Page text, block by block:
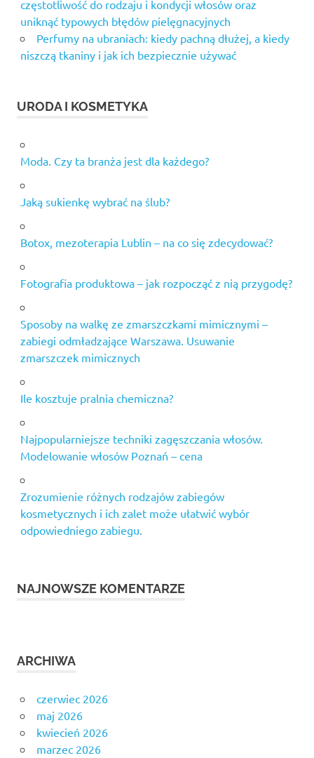
częstotliwość do rodzaju i kondycji włosów oraz
uniknąć typowych błędów pielęgnacyjnych
Perfumy na ubraniach: kiedy pachną dłużej, a kiedy
niszczą tkaniny i jak ich bezpiecznie używać
URODA I KOSMETYKA
Moda. Czy ta branża jest dla każdego?
Jaką sukienkę wybrać na ślub?
Botox, mezoterapia Lublin – na co się zdecydować?
Fotografia produktowa – jak rozpocząć z nią przygodę?
Sposoby na walkę ze zmarszczkami mimicznymi –
zabiegi odmładzające Warszawa. Usuwanie
zmarszczek mimicznych
Ile kosztuje pralnia chemiczna?
Najpopularniejsze techniki zagęszczania włosów.
Modelowanie włosów Poznań – cena
Zrozumienie różnych rodzajów zabiegów
kosmetycznych i ich zalet może ułatwić wybór
odpowiedniego zabiegu.
NAJNOWSZE KOMENTARZE
ARCHIWA
czerwiec 2026
maj 2026
kwiecień 2026
marzec 2026